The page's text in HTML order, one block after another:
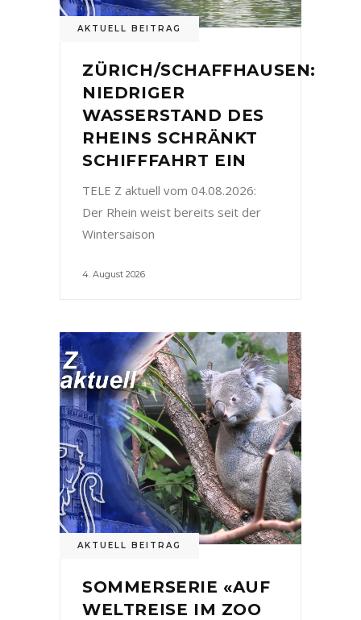
AKTUELL BEITRAG
ZÜRICH/SCHAFFHAUSEN:
NIEDRIGER
WASSERSTAND DES
RHEINS SCHRÄNKT
SCHIFFFAHRT EIN
TELE Z aktuell vom 04.08.2026:
Der Rhein weist bereits seit der
Wintersaison
4. August 2026
AKTUELL BEITRAG
SOMMERSERIE «AUF
WELTREISE IM ZOO